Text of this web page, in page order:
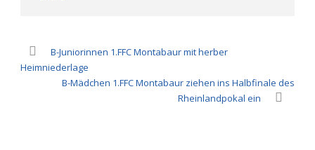
B-Juniorinnen 1.FFC Montabaur mit herber
Heimniederlage
B-Mädchen 1.FFC Montabaur ziehen ins Halbfinale des
Rheinlandpokal ein